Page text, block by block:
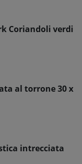
Coriandoli verdi
al torrone 30 x
intrecciata